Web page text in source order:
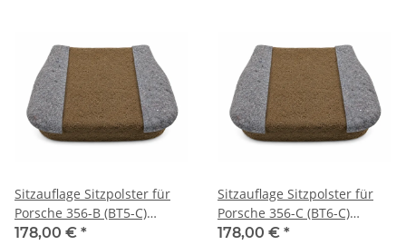
Sitzauflage Sitzpolster für
Porsche 356-B (BT5-C)
Gummikokos
178,00 € *
Sitzauflage Sitzpolster für
Porsche 356-C (BT6-C)
Gummikokos
178,00 € *